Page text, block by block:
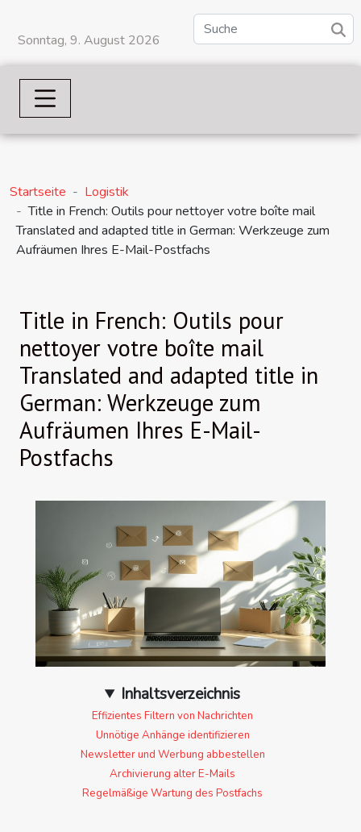
Sonntag, 9. August 2026
Startseite
Logistik
Title in French: Outils pour nettoyer votre boîte mail
Translated and adapted title in German: Werkzeuge zum
Aufräumen Ihres E-Mail-Postfachs
Title in French: Outils pour
nettoyer votre boîte mail
Translated and adapted title in
German: Werkzeuge zum
Aufräumen Ihres E-Mail-
Postfachs
Inhaltsverzeichnis
Effizientes Filtern von Nachrichten
Unnötige Anhänge identifizieren
Newsletter und Werbung abbestellen
Archivierung alter E-Mails
Regelmäßige Wartung des Postfachs